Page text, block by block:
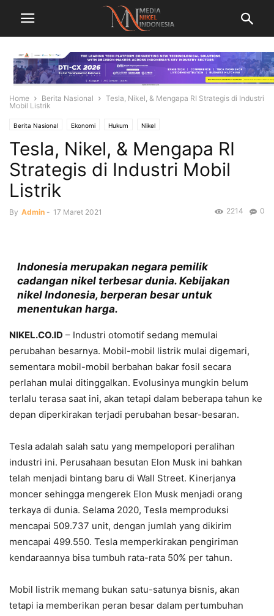
Home Berita Nasional
Tesla, Nikel, & Mengapa RI Strategis di Industri
Mobil Listrik
Berita Nasional Ekonomi Hukum Nikel
Tesla, Nikel, & Mengapa RI
Strategis di Industri Mobil
Listrik
By Admin - 17 Maret 2021 0
2214
Indonesia merupakan negara pemilik
cadangan nikel terbesar dunia. Kebijakan
nikel Indonesia, berperan besar untuk
menentukan harga.
NIKEL.CO.ID – Industri otomotif sedang memulai
perubahan besarnya. Mobil-mobil listrik mulai digemari,
sementara mobil-mobil berbahan bakar fosil secara
perlahan mulai ditinggalkan. Evolusinya mungkin belum
terlalu terasa saat ini, akan tetapi dalam beberapa tahun ke
depan diperkirakan terjadi perubahan besar-besaran.
Tesla adalah salah satu yang mempelopori peralihan
industri ini. Perusahaan besutan Elon Musk ini bahkan
telah menjadi bintang baru di Wall Street. Kinerjanya
moncer sehingga mengerek Elon Musk menjadi orang
terkaya di dunia. Selama 2020, Tesla memproduksi
mencapai 509.737 unit, dengan jumlah yang dikirim
mencapai 499.550. Tesla memperkirakan pengiriman
kendaraannya bisa tumbuh rata-rata 50% per tahun.
Mobil listrik memang bukan satu-satunya bisnis, akan
tetapi ia memberikan peran besar dalam pertumbuhan